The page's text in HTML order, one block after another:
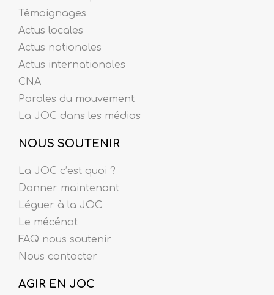
Témoignages
Actus locales
Actus nationales
Actus internationales
CNA
Paroles du mouvement
La JOC dans les médias
NOUS SOUTENIR
La JOC c’est quoi ?
Donner maintenant
Léguer à la JOC
Le mécénat
FAQ nous soutenir
Nous contacter
AGIR EN JOC